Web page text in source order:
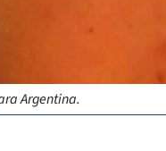
Argentina.